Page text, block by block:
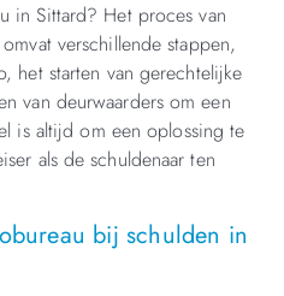
in Sittard? Het proces van
verschillende stappen,
het starten van gerechtelijke
van deurwaarders om een
is altijd om een oplossing te
als de schuldenaar ten
bij schulden in